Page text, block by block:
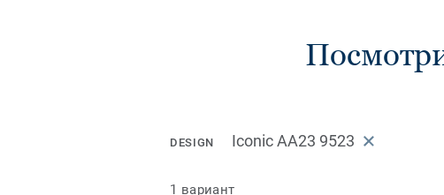
DESIGN Iconic AA23 9523
1 вариант